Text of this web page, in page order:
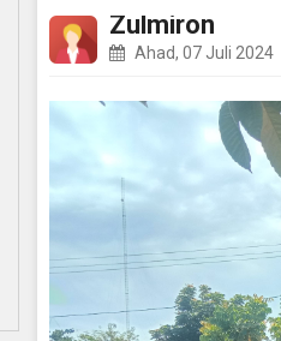
Zulmiron
Ahad, 07 Juli 2024